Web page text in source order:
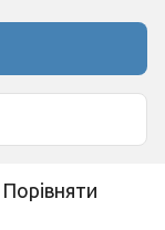
Порівняти